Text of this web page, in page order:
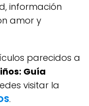
información
amor y
parecidos a
Guía
visitar la
.